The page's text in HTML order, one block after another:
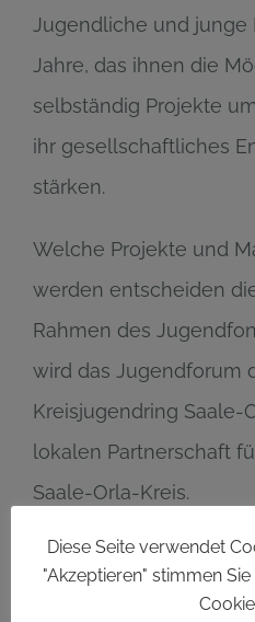
Jugendliche und junge
Jahre, das ihnen die
selbständig Projekte
ihr gesellschaftliches
stärken.
Welche Projekte und
werden entscheiden
Rahmen des
wird das Jugendforum
Kreisjugendring Saale-
lokalen Partnerschaft
Saale-Orla-Kreis.
Diese Seite verwendet
"Akzeptieren" stimmen